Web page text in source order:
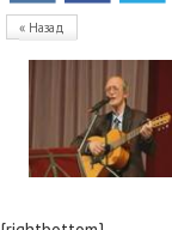
« Назад